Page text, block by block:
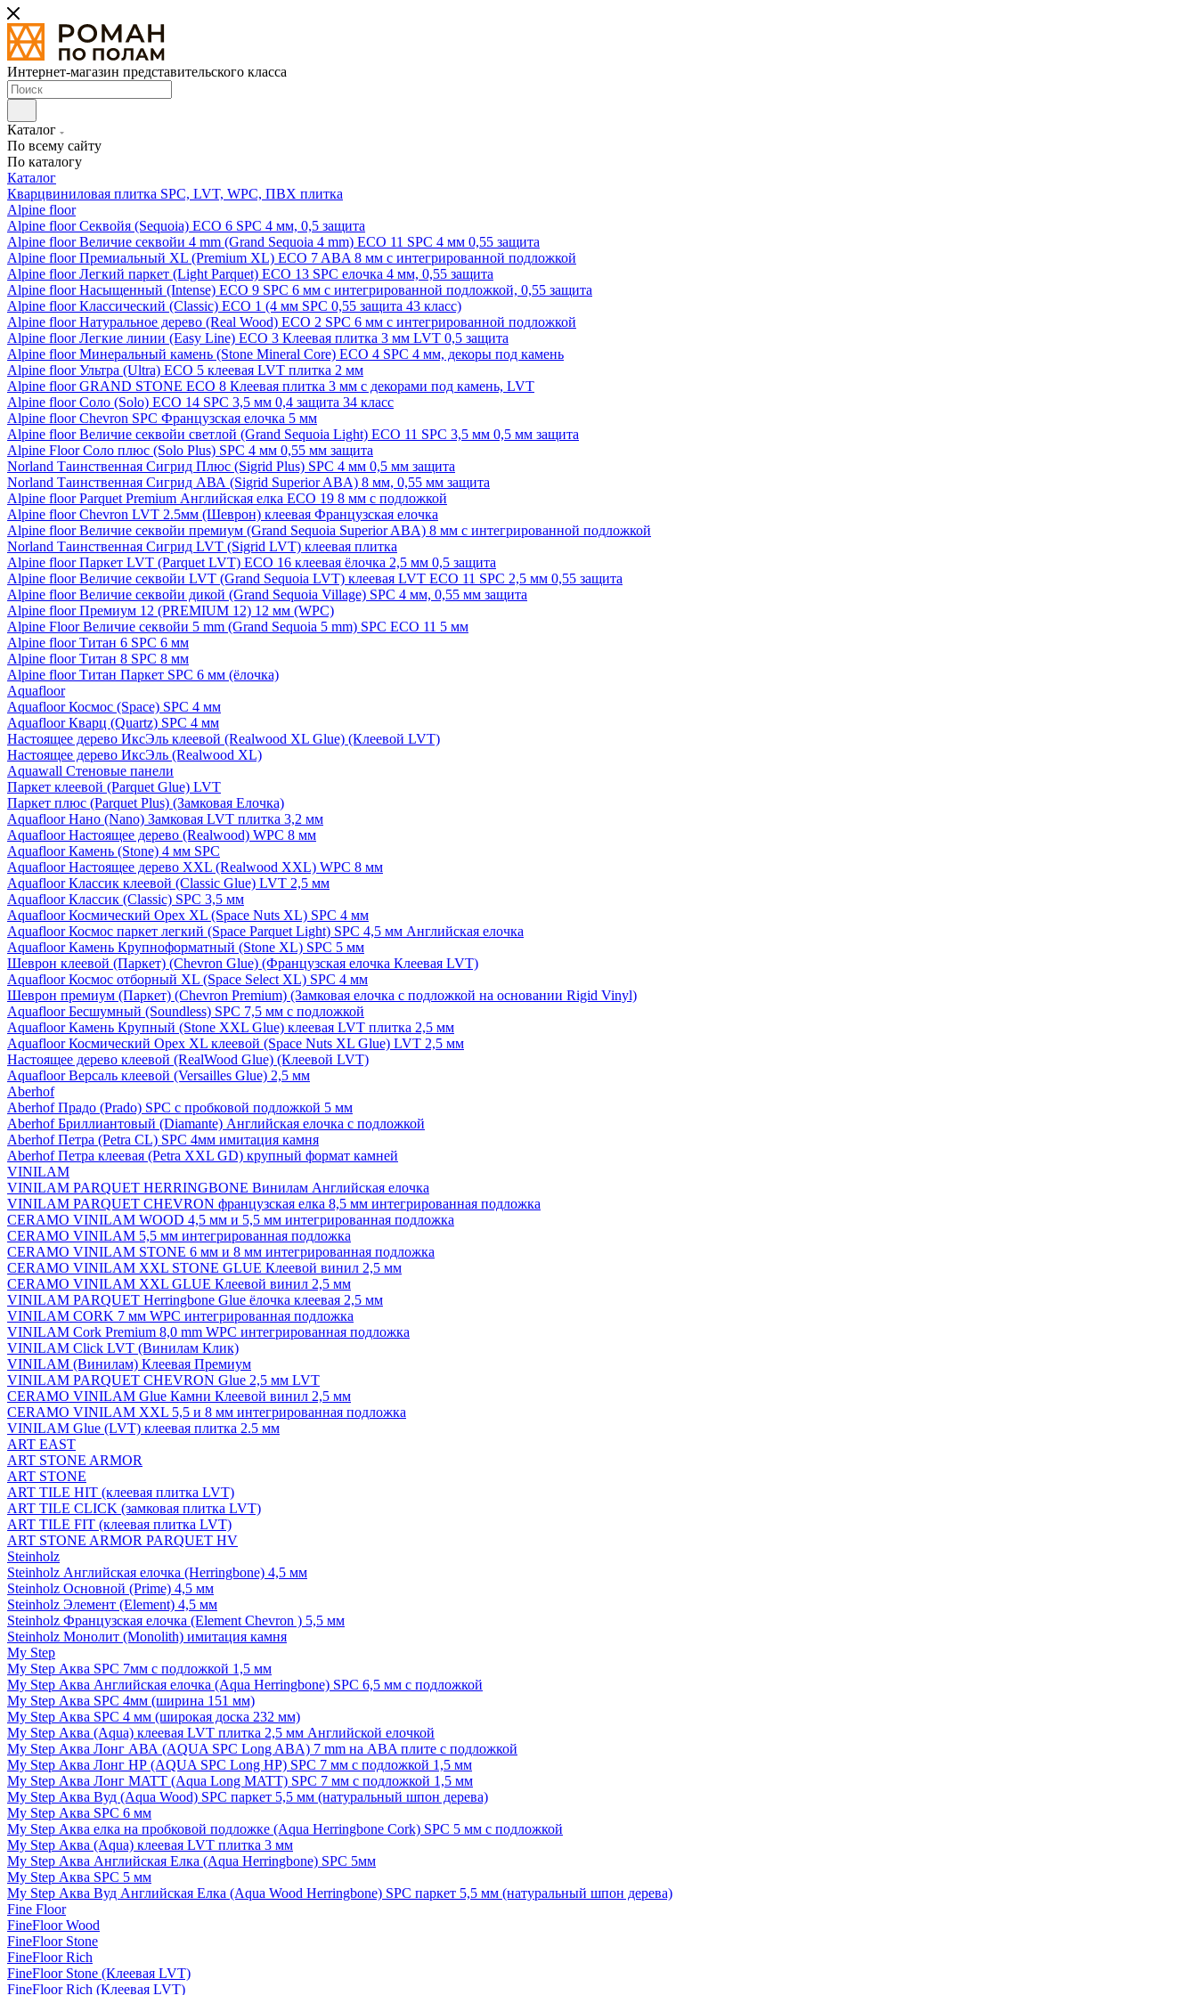
Интернет-магазин представительского класса
Каталог
По всему сайту
По каталогу
Каталог
Кварцвиниловая плитка SPC, LVT, WPC, ПВХ плитка
Alpine floor
Alpine floor Секвойя (Sequoia) ECO 6 SPC 4 мм, 0,5 защита
Alpine floor Величие секвойи 4 mm (Grand Sequoia 4 mm) ECO 11 SPC 4 мм 0,55 защита
Alpine floor Премиальный XL (Premium XL) ECO 7 ABA 8 мм с интегрированной подложкой
Alpine floor Легкий паркет (Light Parquet) ECO 13 SPC елочка 4 мм, 0,55 защита
Alpine floor Насыщенный (Intense) ECO 9 SPC 6 мм с интегрированной подложкой, 0,55 защита
Alpine floor Классический (Classic) ECO 1 (4 мм SPC 0,55 защита 43 класс)
Alpine floor Натуральное дерево (Real Wood) ECO 2 SPC 6 мм с интегрированной подложкой
Alpine floor Легкие линии (Easy Line) ECO 3 Клеевая плитка 3 мм LVT 0,5 защита
Alpine floor Минеральный камень (Stone Mineral Core) ECO 4 SPC 4 мм, декоры под камень
Alpine floor Ультра (Ultra) ECO 5 клеевая LVT плитка 2 мм
Alpine floor GRAND STONE ECO 8 Клеевая плитка 3 мм с декорами под камень, LVT
Alpine floor Соло (Solo) ECO 14 SPC 3,5 мм 0,4 защита 34 класс
Alpine floor Chevron SPC Французская елочка 5 мм
Alpine floor Величие секвойи светлой (Grand Sequoia Light) ECO 11 SPC 3,5 мм 0,5 мм защита
Alpine Floor Соло плюс (Solo Plus) SPC 4 мм 0,55 мм защита
Norland Таинственная Сигрид Плюс (Sigrid Plus) SPC 4 мм 0,5 мм защита
Norland Таинственная Сигрид АВА (Sigrid Superior ABA) 8 мм, 0,55 мм защита
Alpine floor Parquet Premium Английская елка ECO 19 8 мм с подложкой
Alpine floor Chevron LVT 2.5мм (Шеврон) клеевая Французская елочка
Alpine floor Величие секвойи премиум (Grand Sequoia Superior ABA) 8 мм с интегрированной подложкой
Norland Таинственная Сигрид LVT (Sigrid LVT) клеевая плитка
Alpine floor Паркет LVT (Parquet LVT) ECO 16 клеевая ёлочка 2,5 мм 0,5 защита
Alpine floor Величие секвойи LVT (Grand Sequoia LVT) клеевая LVT ECO 11 SPC 2,5 мм 0,55 защита
Alpine floor Величие секвойи дикой (Grand Sequoia Village) SPC 4 мм, 0,55 мм защита
Alpine floor Премиум 12 (PREMIUM 12) 12 мм (WPC)
Alpine Floor Величие секвойи 5 mm (Grand Sequoia 5 mm) SPC ECO 11 5 мм
Alpine floor Титан 6 SPC 6 мм
Alpine floor Титан 8 SPC 8 мм
Alpine floor Титан Паркет SPC 6 мм (ёлочка)
Aquafloor
Aquafloor Космос (Space) SPC 4 мм
Aquafloor Кварц (Quartz) SPC 4 мм
Настоящее дерево ИксЭль клеевой (Realwood XL Glue) (Клеевой LVT)
Настоящее дерево ИксЭль (Realwood XL)
Aquawall Стеновые панели
Паркет клеевой (Parquet Glue) LVT
Паркет плюс (Parquet Plus) (Замковая Елочка)
Aquafloor Нано (Nano) Замковая LVT плитка 3,2 мм
Aquafloor Настоящее дерево (Realwood) WPC 8 мм
Aquafloor Камень (Stone) 4 мм SPC
Aquafloor Настоящее дерево XXL (Realwood XXL) WPC 8 мм
Aquafloor Классик клеевой (Classic Glue) LVT 2,5 мм
Aquafloor Классик (Classic) SPC 3,5 мм
Aquafloor Космический Орех XL (Space Nuts XL) SPC 4 мм
Aquafloor Космос паркет легкий (Space Parquet Light) SPC 4,5 мм Английская елочка
Aquafloor Камень Крупноформатный (Stone XL) SPC 5 мм
Шеврон клеевой (Паркет) (Chevron Glue) (Французская елочка Клеевая LVT)
Aquafloor Космос отборный XL (Space Select XL) SPC 4 мм
Шеврон премиум (Паркет) (Chevron Premium) (Замковая елочка с подложкой на основании Rigid Vinyl)
Aquafloor Бесшумный (Soundless) SPC 7,5 мм с подложкой
Aquafloor Камень Крупный (Stone XXL Glue) клеевая LVT плитка 2,5 мм
Aquafloor Космический Орех XL клеевой (Space Nuts XL Glue) LVT 2,5 мм
Настоящее дерево клеевой (RealWood Glue) (Клеевой LVT)
Aquafloor Версаль клеевой (Versailles Glue) 2,5 мм
Aberhof
Aberhof Прадо (Prado) SPC с пробковой подложкой 5 мм
Aberhof Бриллиантовый (Diamante) Английская елочка с подложкой
Aberhof Петра (Petra CL) SPC 4мм имитация камня
Aberhof Петра клеевая (Petra XXL GD) крупный формат камней
VINILAM
VINILAM PARQUET HERRINGBONE Винилам Английская елочка
VINILAM PARQUET CHEVRON французская елка 8,5 мм интегрированная подложка
CERAMO VINILAM WOOD 4,5 мм и 5,5 мм интегрированная подложка
CERAMO VINILAM 5,5 мм интегрированная подложка
CERAMO VINILAM STONE 6 мм и 8 мм интегрированная подложка
CERAMO VINILAM XXL STONE GLUE Клеевой винил 2,5 мм
CERAMO VINILAM XXL GLUE Клеевой винил 2,5 мм
VINILAM PARQUET Herringbone Glue ёлочка клеевая 2,5 мм
VINILAM CORK 7 мм WPC интегрированная подложка
VINILAM Cork Premium 8,0 mm WPC интегрированная подложка
VINILAM Click LVT (Винилам Клик)
VINILAM (Винилам) Клеевая Премиум
VINILAM PARQUET CHEVRON Glue 2,5 мм LVT
CERAMO VINILAM Glue Камни Клеевой винил 2,5 мм
CERAMO VINILAM XXL 5,5 и 8 мм интегрированная подложка
VINILAM Glue (LVT) клеевая плитка 2.5 мм
ART EAST
ART STONE ARMOR
ART STONE
ART TILE HIT (клеевая плитка LVT)
ART TILE CLICK (замковая плитка LVT)
ART TILE FIT (клеевая плитка LVT)
ART STONE ARMOR PARQUET HV
Steinholz
Steinholz Английская елочка (Herringbone) 4,5 мм
Steinholz Основной (Prime) 4,5 мм
Steinholz Элемент (Element) 4,5 мм
Steinholz Французская елочка (Element Chevron ) 5,5 мм
Steinholz Монолит (Monolith) имитация камня
My Step
My Step Аква SPC 7мм c подложкой 1,5 мм
My Step Аква Английская елочка (Aqua Herringbone) SPC 6,5 мм с подложкой
My Step Аква SPC 4мм (ширина 151 мм)
My Step Аква SPC 4 мм (широкая доска 232 мм)
My Step Аква (Aqua) клеевая LVT плитка 2,5 мм Английской елочкой
My Step Аква Лонг АВА (AQUA SPC Long ABA) 7 mm на ABA плите с подложкой
My Step Аква Лонг НР (AQUA SPC Long HP) SPC 7 мм с подложкой 1,5 мм
My Step Аква Лонг MATT (Aqua Long MATT) SPC 7 мм с подложкой 1,5 мм
My Step Аква Вуд (Aqua Wood) SPC паркет 5,5 мм (натуральный шпон дерева)
My Step Аква SPC 6 мм
My Step Аква елка на пробковой подложке (Aqua Herringbone Cork) SPC 5 мм с подложкой
My Step Аква (Aqua) клеевая LVT плитка 3 мм
My Step Аква Английская Елка (Aqua Herringbone) SPC 5мм
My Step Аква SPC 5 мм
My Step Аква Вуд Английская Елка (Aqua Wood Herringbone) SPC паркет 5,5 мм (натуральный шпон дерева)
Fine Floor
FineFloor Wood
FineFloor Stone
FineFloor Rich
FineFloor Stone (Клеевая LVT)
FineFloor Rich (Клеевая LVT)